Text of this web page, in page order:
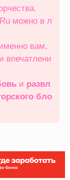
можно в л
вам,
впечатлени
и развл
бло